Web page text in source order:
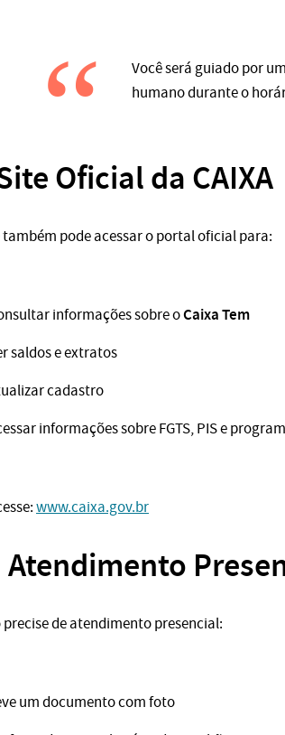
Você será guiado por
humano durante o
Oficial da CAIXA
também pode acessar o portal oficial para:
informações sobre oCaixa Tem
saldos e extratos
cadastro
informações sobre FGTS, PIS e
www.caixa.gov.br
Atendimento
precise de atendimento presencial:
um documento com foto